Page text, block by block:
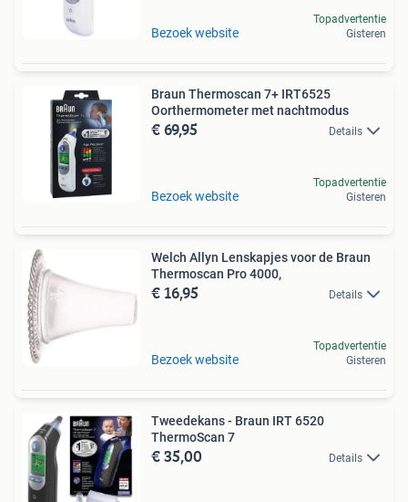
Bezoek website
Topadvertentie
Gisteren
Braun Thermoscan 7+ IRT6525
Oorthermometer met nachtmodus
€ 69,95 Details
Bezoek website
Topadvertentie
Gisteren
Welch Allyn Lenskapjes voor de Braun
Thermoscan Pro 4000,
€ 16,95 Details
Bezoek website
Topadvertentie
Gisteren
Tweedekans - Braun IRT 6520
ThermoScan 7
€ 35,00 Details